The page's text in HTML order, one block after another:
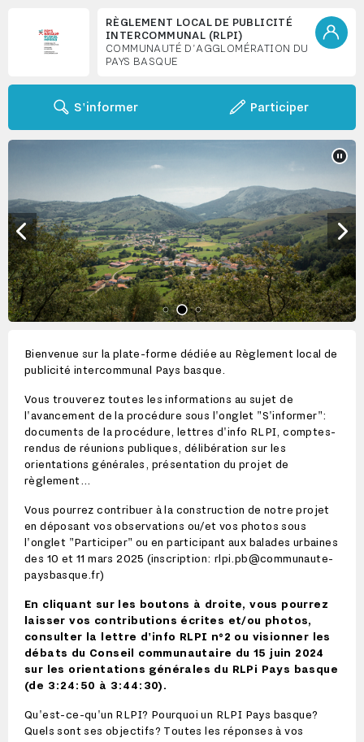
RÈGLEMENT LOCAL DE PUBLICITÉ
INTERCOMMUNAL (RLPI)
COMMUNAUTÉ D'AGGLOMÉRATION DU
PAYS BASQUE
S'informer Participer
2 sur 3
Aller à la diapositive précédente Aller
Aller à la diapositive 1 sur 3
Aller à la diapositive 2
Aller à la diapositive 3 sur 3
Bienvenue sur la plate-forme dédiée au Règlement local de
publicité intercommunal Pays basque.
Vous trouverez toutes les informations au sujet de
l'avancement de la procédure sous l'onglet "S'informer":
documents de la procédure, lettres d'info RLPI, comptes-
rendus de réunions publiques, délibération sur les
orientations générales, présentation du projet de
règlement...
Vous pourrez contribuer à la construction de notre projet
en déposant vos observations ou/et vos photos sous
l'onglet "Participer" ou en participant aux balades urbaines
des 10 et 11 mars 2025 (inscription: rlpi.pb@communaute-
paysbasque.fr)
En cliquant sur les boutons à droite, vous pourrez
laisser vos contributions écrites et/ou photos,
consulter la lettre d'info RLPI n°2 ou visionner les
débats du Conseil communautaire du 15 juin 2024
sur les orientations générales du RLPi Pays basque
(de 3:24:50 à 3:44:30).
Qu'est-ce-qu'un RLPI? Pourquoi un RLPI Pays basque?
Quels sont ses objectifs? Toutes les réponses à vos